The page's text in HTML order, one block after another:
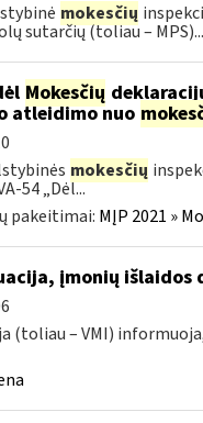
mokesčių
sutarčių (toliau – MPS)...
Mokesčių
atleidimo nuo
mokesčių
54 „Dėl...
pakeitimai: MĮP 2021 »
įmonių
(toliau – VMI)